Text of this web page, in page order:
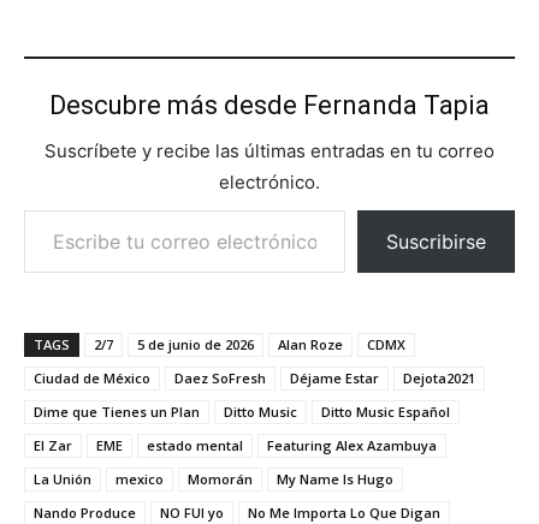
Descubre más desde Fernanda Tapia
Suscríbete y recibe las últimas entradas en tu correo
electrónico.
Escribe tu correo electrónico…
Suscribirse
TAGS 2/7 5 de junio de 2026 Alan Roze
CDMX
Ciudad de México
Daez SoFresh Déjame Estar
Dejota2021
Dime que Tienes un Plan
Ditto Music
Ditto Music Español
El Zar
EME estado mental
Featuring Alex Azambuya
La Unión
mexico Momorán
My Name Is Hugo
Nando Produce
NO FUI yo
No Me Importa Lo Que Digan